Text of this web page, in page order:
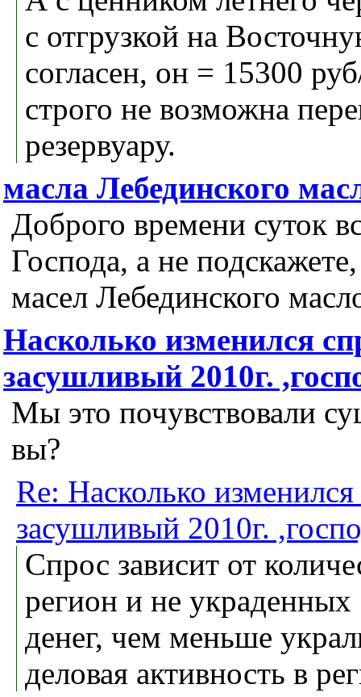
с отгрузкой на
согласен, он = 15300
строго не возможна
резервуару.
масла Лебединского
Доброго времени суток
Господа, а не
масел Лебединского
Насколько изменился
засушливый 2010г.
Мы это почувствовали
вы?
Re: Насколько
засушливый 2010г.
Спрос зависит от
регион и не
денег, чем меньше
деловая активность в